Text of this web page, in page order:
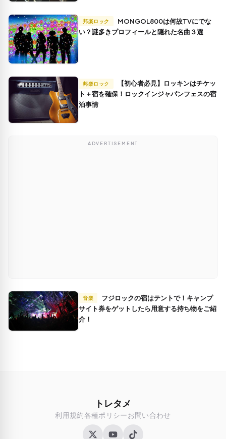
邦楽ロック
い？謎多きプロフィールと隠れた名曲３選
邦楽ロック
ト＋宿を確保！ロックインジャパンフェスの宿
泊事情
ADVERTISEMENT
音楽
サイト券をゲットしたら用意する持ち物をご紹
介！
トレタメ
利用規約各種ポリシーお問い合わせ